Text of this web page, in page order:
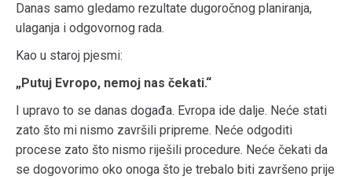
Danas samo gledamo rezultate dugoročnog planiranja,
ulaganja i odgovornog rada.
Kao u staroj pjesmi:
„Putuj Evropo, nemoj nas čekati.“
I upravo to se danas događa. Evropa ide dalje. Neće stati
zato što mi nismo završili pripreme. Neće odgoditi
procese zato što nismo riješili procedure. Neće čekati da
se dogovorimo oko onoga što je trebalo biti završeno prije